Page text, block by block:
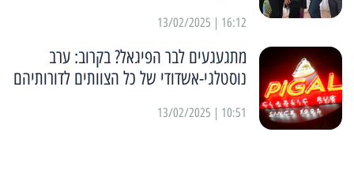
16:12 | 13/02/2025
מתגעגעים לבר הפיגאל? בקרוב: ערב
נוסטלגי-אשדודי של כל הצוותים לדורותיהם
10:51 | 13/02/2025